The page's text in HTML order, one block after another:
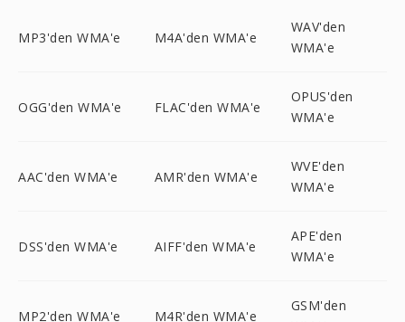
MP3'den WMA'e M4A'den WMA'e
WAV'den
WMA'e
OGG'den WMA'e FLAC'den WMA'e
OPUS'den
WMA'e
AAC'den WMA'e AMR'den WMA'e
WVE'den
WMA'e
DSS'den WMA'e AIFF'den WMA'e
APE'den
WMA'e
MP2'den WMA'e M4R'den WMA'e
GSM'den